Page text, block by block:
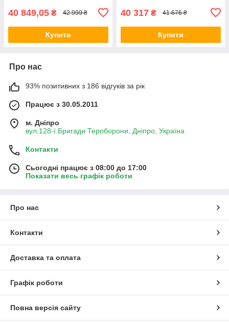
40 849,05 ₴ 42 999 ₴
Купити
40 317 ₴ 41 676 ₴
Купити
Про нас
93% позитивних з 186 відгуків за рік
Працює з 30.05.2011
м. Дніпро
вул.128-ї Бригади Тероборони, Дніпро, Україна
Контакти
Сьогодні працює з 08:00 до 17:00
Показати весь графік роботи
Про нас
Контакти
Доставка та оплата
Графік роботи
Повна версія сайту